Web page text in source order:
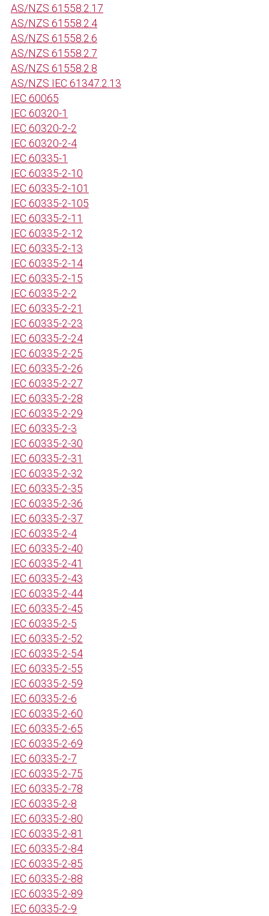
AS/NZS 61558.2.17
AS/NZS 61558.2.4
AS/NZS 61558.2.6
AS/NZS 61558.2.7
AS/NZS 61558.2.8
AS/NZS IEC 61347.2.13
IEC 60065
IEC 60320-1
IEC 60320-2-2
IEC 60320-2-4
IEC 60335-1
IEC 60335-2-10
IEC 60335-2-101
IEC 60335-2-105
IEC 60335-2-11
IEC 60335-2-12
IEC 60335-2-13
IEC 60335-2-14
IEC 60335-2-15
IEC 60335-2-2
IEC 60335-2-21
IEC 60335-2-23
IEC 60335-2-24
IEC 60335-2-25
IEC 60335-2-26
IEC 60335-2-27
IEC 60335-2-28
IEC 60335-2-29
IEC 60335-2-3
IEC 60335-2-30
IEC 60335-2-31
IEC 60335-2-32
IEC 60335-2-35
IEC 60335-2-36
IEC 60335-2-37
IEC 60335-2-4
IEC 60335-2-40
IEC 60335-2-41
IEC 60335-2-43
IEC 60335-2-44
IEC 60335-2-45
IEC 60335-2-5
IEC 60335-2-52
IEC 60335-2-54
IEC 60335-2-55
IEC 60335-2-59
IEC 60335-2-6
IEC 60335-2-60
IEC 60335-2-65
IEC 60335-2-69
IEC 60335-2-7
IEC 60335-2-75
IEC 60335-2-78
IEC 60335-2-8
IEC 60335-2-80
IEC 60335-2-81
IEC 60335-2-84
IEC 60335-2-85
IEC 60335-2-88
IEC 60335-2-89
IEC 60335-2-9